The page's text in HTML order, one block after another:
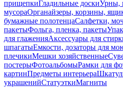
прищепкиГладильные доскиУрны,
мусораОрганайзеры, корзины,
бумажные полотенцаСалфетки,
пакетыФольга, пленка, пакеты
для глаженияАксессуары для
шпагатыЕмкости, дозаторы для
плечикиМешки хозяйственные
постерыФотоальбомыРамки для
картинПредметы интерьера
украшенийСтатуэткиМагниты